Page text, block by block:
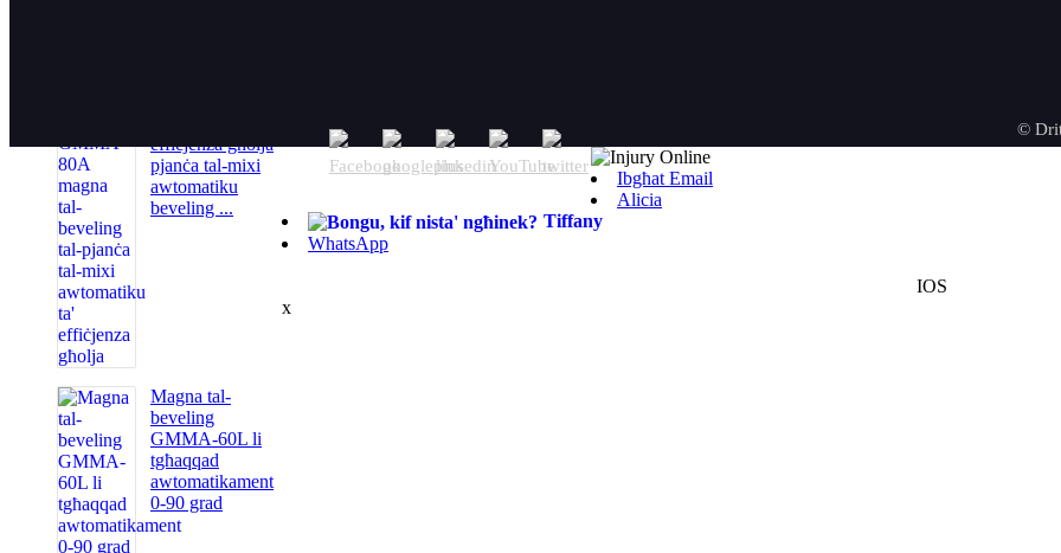
effiċjenza għolja
pjanċa tal-mixi
awtomatiku
beveling ...
Magna tal-
beveling
GMMA-60L li
tgħaqqad
awtomatikament
0-90 grad
©
Ibgħat Email
Alicia
Tiffany
WhatsApp
IOS
x